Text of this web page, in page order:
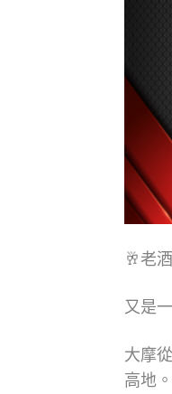
🥂老
又是
大摩
高地